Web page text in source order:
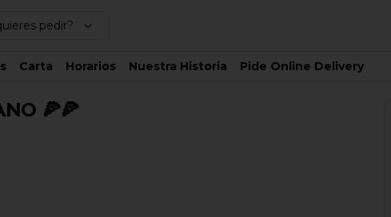
pedir?
Carta Horarios Nuestra Historia Pide Online Delivery
🍕🍕